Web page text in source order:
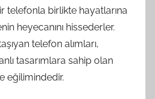
telefonla birlikte hayatlarına
heyecanını hissederler.
telefon alımları,
tasarımlara sahip olan
eğilimindedir.